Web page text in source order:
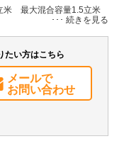
無
最大混合容量1.5立米
たい方はこちら
メールで
お問い合わせ